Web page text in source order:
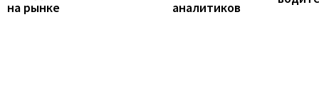
на рынке
аналитиков